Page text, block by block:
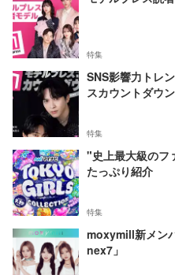
特集
SNS影響力トレ
スカウントダウン
特集
"史上最大級のフ
たっぷり紹介
特集
moxymill新メン
nex7」